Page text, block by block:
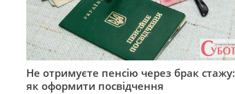
Не отримуєте пенсію через брак стажу:
як оформити посвідчення